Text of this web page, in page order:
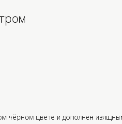
чёрном цвете и дополнен